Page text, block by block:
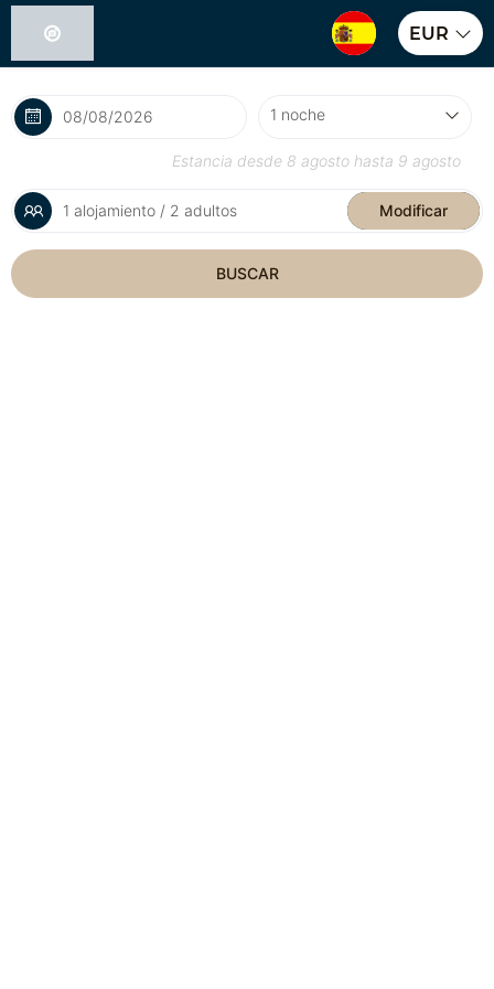
EUR
Estancia desde 8 agosto hasta 9 agosto
1 alojamiento / 2 adultos Modificar